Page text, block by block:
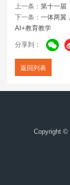
上一条： 第十一届
下一条： 一体两翼
AI+教育教学
分享到：
返回列表
Copyright ©